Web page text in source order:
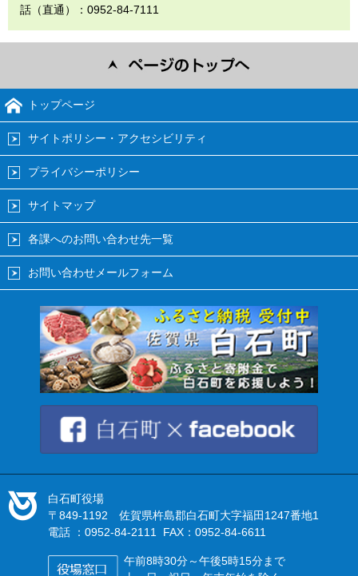
話（直通）：0952-84-7111
トップページ
サイトポリシー・アクセシビリティ
プライバシーポリシー
サイトマップ
各課へのお問い合わせ先一覧
お問い合わせメールフォーム
白石町役場
〒849-1192 佐賀県杵島郡白石町大字福田1247番地1
電話 ：0952-84-2111 FAX：0952-84-6611
午前8時30分～午後5時15分まで